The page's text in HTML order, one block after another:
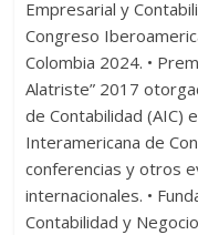
Empresarial y
Congreso
Colombia 2024. •
Alatriste” 2017
de Contabilidad (AIC)
Interamericana de
conferencias y otros
internacionales. •
Contabilidad y